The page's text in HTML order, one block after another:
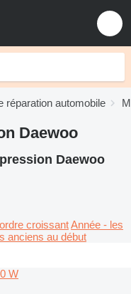
réparation automobile
Daewoo
Daewoo
croissantAnnée - les
anciens au début